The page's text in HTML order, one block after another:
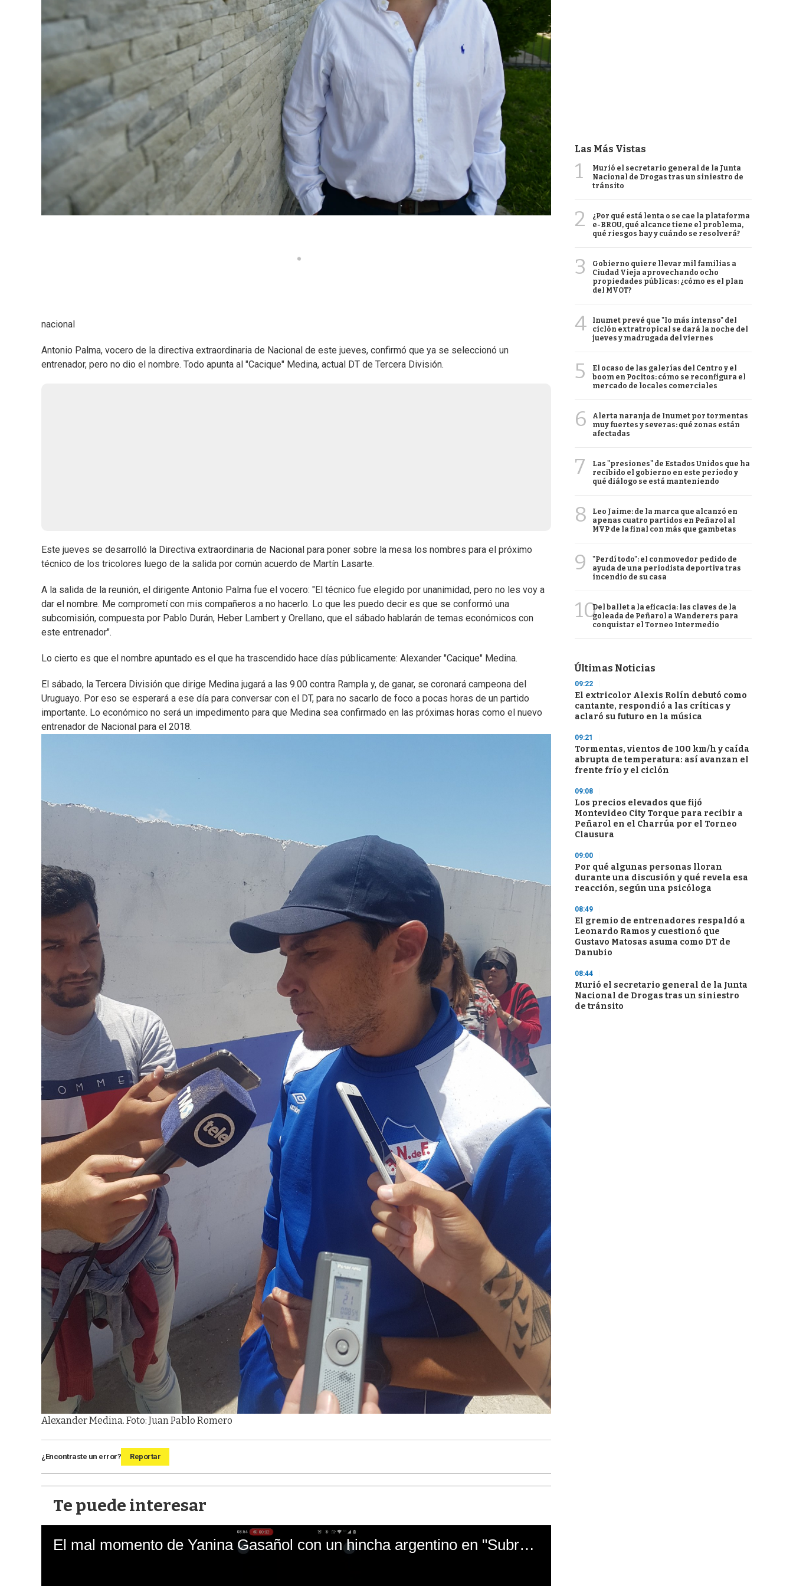
nacional
Antonio Palma, vocero de la directiva extraordinaria de Nacional de este jueves, confirmó que ya se seleccionó un
entrenador, pero no dio el nombre. Todo apunta al "Cacique" Medina, actual DT de Tercera División.
Este jueves se desarrolló la Directiva extraordinaria de Nacional para poner sobre la mesa los nombres para el próximo
técnico de los tricolores luego de la salida por común acuerdo de Martín Lasarte.
A la salida de la reunión, el dirigente Antonio Palma fue el vocero: "El técnico fue elegido por unanimidad, pero no les voy a
dar el nombre. Me comprometí con mis compañeros a no hacerlo. Lo que les puedo decir es que se conformó una
subcomisión, compuesta por Pablo Durán, Heber Lambert y Orellano, que el sábado hablarán de temas económicos con
este entrenador".
Lo cierto es que el nombre apuntado es el que ha trascendido hace días públicamente: Alexander "Cacique" Medina.
El sábado, la Tercera División que dirige Medina jugará a las 9.00 contra Rampla y, de ganar, se coronará campeona del
Uruguayo. Por eso se esperará a ese día para conversar con el DT, para no sacarlo de foco a pocas horas de un partido
importante. Lo económico no será un impedimento para que Medina sea confirmado en las próximas horas como el nuevo
entrenador de Nacional para el 2018.
Alexander Medina. Foto: Juan Pablo Romero
¿Encontraste un error? Reportar
Te puede interesar
El mal momento de Yanina Gasañol con un hincha argentino en "Subrayado"
Las Más Vistas
1
Murió el secretario general de la Junta
Nacional de Drogas tras un siniestro de
tránsito
2
¿Por qué está lenta o se cae la plataforma
e-BROU, qué alcance tiene el problema,
qué riesgos hay y cuándo se resolverá?
3
Gobierno quiere llevar mil familias a
Ciudad Vieja aprovechando ocho
propiedades públicas: ¿cómo es el plan
del MVOT?
4
Inumet prevé que "lo más intenso" del
ciclón extratropical se dará la noche del
jueves y madrugada del viernes
5
El ocaso de las galerías del Centro y el
boom en Pocitos: cómo se reconfigura el
mercado de locales comerciales
6
Alerta naranja de Inumet por tormentas
muy fuertes y severas: qué zonas están
afectadas
7
Las "presiones" de Estados Unidos que ha
recibido el gobierno en este período y
qué diálogo se está manteniendo
8
Leo Jaime: de la marca que alcanzó en
apenas cuatro partidos en Peñarol al
MVP de la final con más que gambetas
9
"Perdí todo": el conmovedor pedido de
ayuda de una periodista deportiva tras
incendio de su casa
10Del ballet a la eficacia: las claves de la
goleada de Peñarol a Wanderers para
conquistar el Torneo Intermedio
Últimas Noticias
09:22
El extricolor Alexis Rolín debutó como
cantante, respondió a las críticas y
aclaró su futuro en la música
09:21
Tormentas, vientos de 100 km/h y caída
abrupta de temperatura: así avanzan el
frente frío y el ciclón
09:08
Los precios elevados que fijó
Montevideo City Torque para recibir a
Peñarol en el Charrúa por el Torneo
Clausura
09:00
Por qué algunas personas lloran
durante una discusión y qué revela esa
reacción, según una psicóloga
08:49
El gremio de entrenadores respaldó a
Leonardo Ramos y cuestionó que
Gustavo Matosas asuma como DT de
Danubio
08:44
Murió el secretario general de la Junta
Nacional de Drogas tras un siniestro
de tránsito